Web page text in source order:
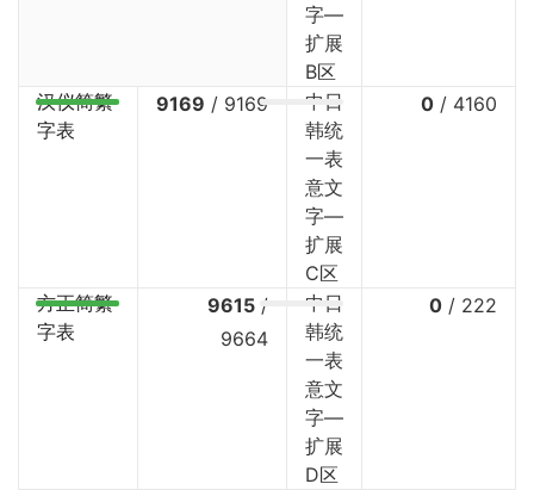
字—
扩展
B区
汉仪简繁
字表
9169 / 9169
中日
韩统
一表
意文
字—
扩展
C区
0 / 4160
方正简繁
字表
9615 /
9664
中日
韩统
一表
意文
字—
扩展
D区
0 / 222